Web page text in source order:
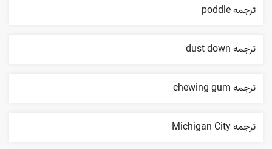
ترجمه poddle
ترجمه dust down
ترجمه chewing gum
ترجمه Michigan City